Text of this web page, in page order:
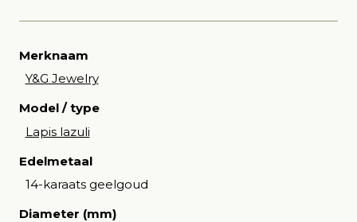
Merknaam
Y&G Jewelry
Model / type
Lapis lazuli
Edelmetaal
14-karaats geelgoud
Diameter (mm)